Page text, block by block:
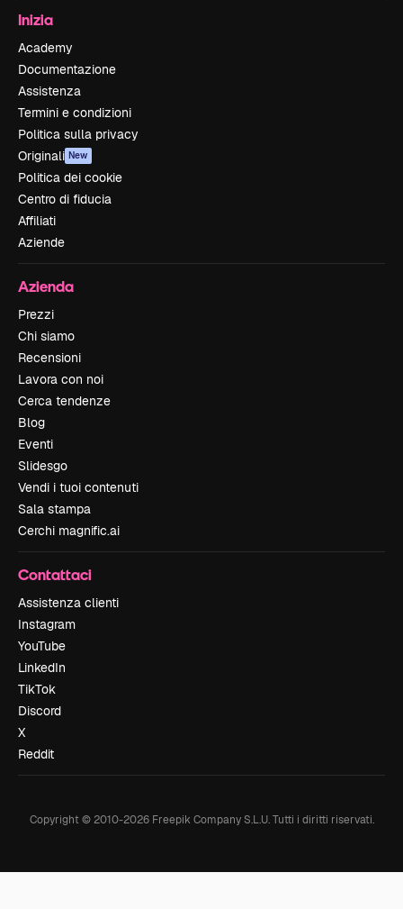
Inizia
Academy
Documentazione
Assistenza
Termini e condizioni
Politica sulla privacy
Originali New
Politica dei cookie
Centro di fiducia
Affiliati
Aziende
Azienda
Prezzi
Chi siamo
Recensioni
Lavora con noi
Cerca tendenze
Blog
Eventi
Slidesgo
Vendi i tuoi contenuti
Sala stampa
Cerchi magnific.ai
Contattaci
Assistenza clienti
Instagram
YouTube
LinkedIn
TikTok
Discord
X
Reddit
Copyright © 2010-2026Freepik Company S.L.U. Tutti i diritti riservati.